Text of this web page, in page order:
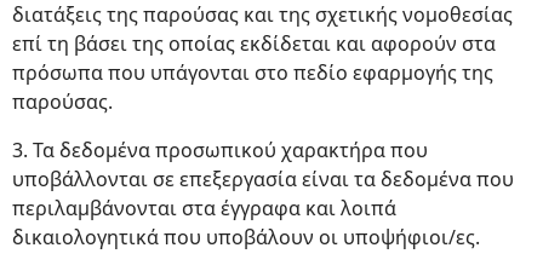
διατάξεις της παρούσας και της σχετικής νομοθεσίας
επί τη βάσει της οποίας εκδίδεται και αφορούν στα
πρόσωπα που υπάγονται στο πεδίο εφαρμογής της
παρούσας.
3. Τα δεδομένα προσωπικού χαρακτήρα που
υποβάλλονται σε επεξεργασία είναι τα δεδομένα που
περιλαμβάνονται στα έγγραφα και λοιπά
δικαιολογητικά που υποβάλουν οι υποψήφιοι/ες.